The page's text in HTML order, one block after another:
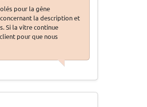
pour la gêne
la description et
Si la vitre continue
pour que nous